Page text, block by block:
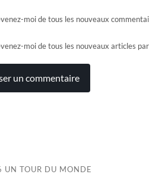
moi de tous les nouveaux
moi de tous les nouveaux articles
UN TOUR DU MONDE